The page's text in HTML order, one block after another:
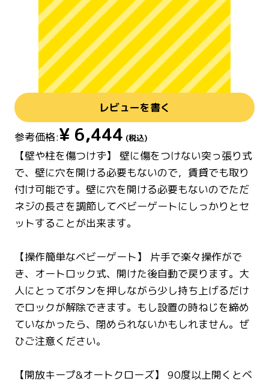
レビューを書く
参考価格:¥ 6,444 (税込)
【壁や柱を傷つけず】 壁に傷をつけない突っ張り式
で、壁に穴を開ける必要もないので，賃貸でも取り
付け可能です。壁に穴を開ける必要もないのでただ
ネジの長さを調節してベビーゲートにしっかりとセ
ットすることが出来ます。
【操作簡単なベビーゲート】 片手で楽々操作がで
き、オートロック式、開けた後自動で戻ります。大
人にとってボタンを押しながら少し持ち上げるだけ
でロックが解除できます。もし設置の時ねじを締め
ていなかったら、閉められないかもしれません。ぜ
ひご注意ください。
【開放キープ&オートクローズ】 90度以上開くとベ